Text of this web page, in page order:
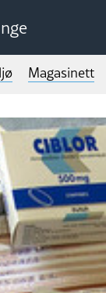
Magasinett